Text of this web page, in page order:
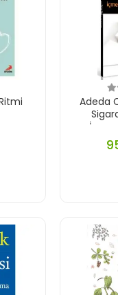
Adeda